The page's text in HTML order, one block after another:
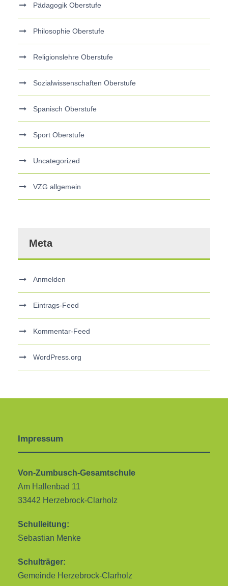
Pädagogik Oberstufe
Philosophie Oberstufe
Religionslehre Oberstufe
Sozialwissenschaften Oberstufe
Spanisch Oberstufe
Sport Oberstufe
Uncategorized
VZG allgemein
Meta
Anmelden
Eintrags-Feed
Kommentar-Feed
WordPress.org
Impressum
Von-Zumbusch-Gesamtschule
Am Hallenbad 11
33442 Herzebrock-Clarholz
Schulleitung:
Sebastian Menke
Schulträger:
Gemeinde Herzebrock-Clarholz